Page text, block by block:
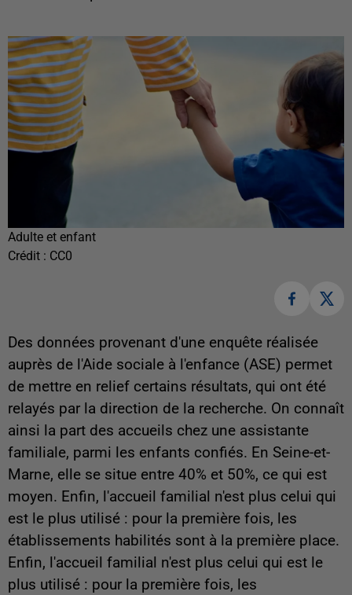
Adulte et enfant
Crédit : CC0
Des données provenant d'une enquête réalisée
auprès de l'Aide sociale à l'enfance (ASE) permet
de mettre en relief certains résultats, qui ont été
relayés par la direction de la recherche. On connaît
ainsi la part des accueils chez une assistante
familiale, parmi les enfants confiés. En Seine-et-
Marne, elle se situe entre 40% et 50%, ce qui est
moyen. Enfin, l'accueil familial n'est plus celui qui
est le plus utilisé : pour la première fois, les
établissements habilités sont à la première place.
Enfin, l'accueil familial n'est plus celui qui est le
plus utilisé : pour la première fois, les